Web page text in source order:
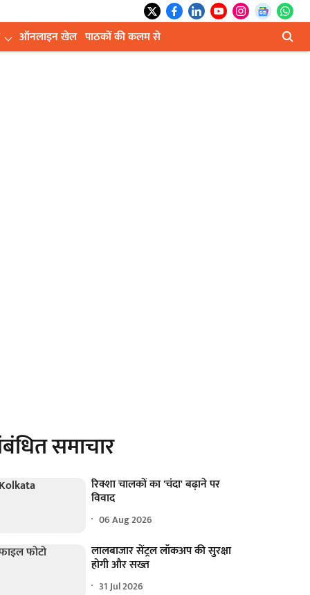
ऑनलाइन खेल पाठकों की कलम से
समाचार
रिक्शा चालकों का 'चंदा' बढ़ाने पर
विवाद
06 Aug 2026
लालबाजार सेंट्रल लॉकअप की सुरक्षा
होगी और सख्त
31 Jul 2026